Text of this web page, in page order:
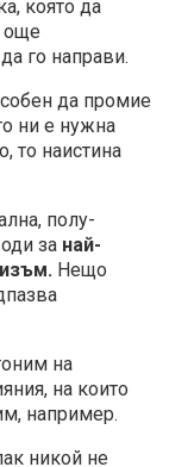
която да
още
го направи.
да промие
ни е нужна
то наистина
полу-
за най-
Нещо
на
на които
например.
никой не